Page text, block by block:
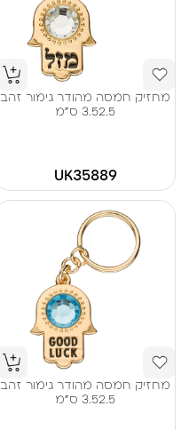
מחזיק חמסה מהודר גימור זהב
3.52.5 ס"מ
UK35889
מחזיק חמסה מהודר גימור זהב
3.52.5 ס"מ